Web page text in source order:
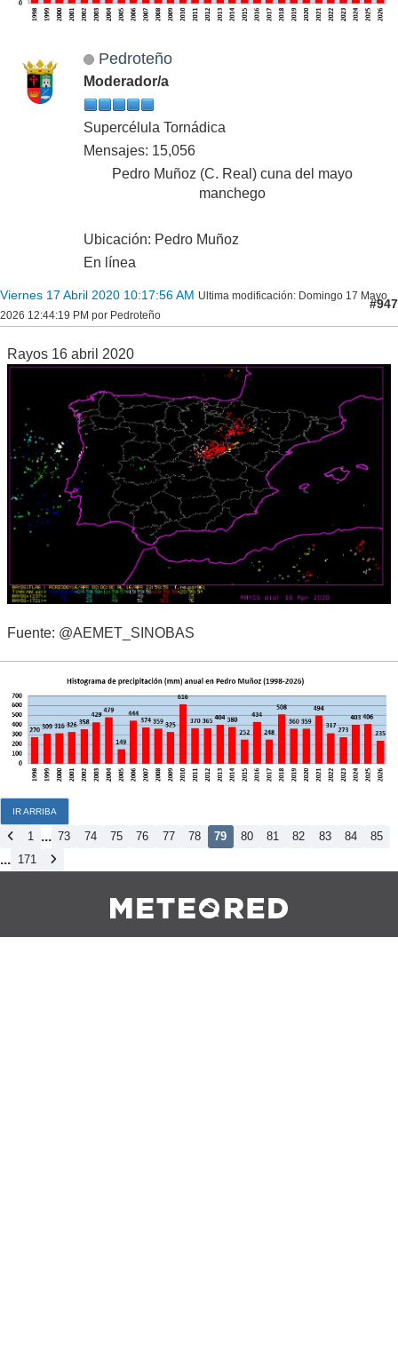
Pedroteño
Moderador/a
Supercélula Tornádica
Mensajes: 15,056
Pedro Muñoz (C. Real) cuna del mayo
manchego
Ubicación: Pedro Muñoz
En línea
Viernes 17 Abril 2020 10:17:56 AM Ultima modificación: Domingo 17 Mayo
2026 12:44:19 PM por Pedroteño
#947
Rayos 16 abril 2020
Fuente: @AEMET_SINOBAS
IR ARRIBA
1 ... 73 74 75 76 77 78 79 80 81 82 83 84 85
... 171